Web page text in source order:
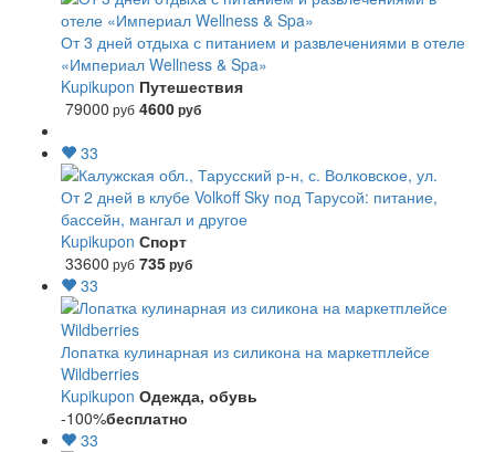
От 3 дней отдыха с питанием и развлечениями в отеле
«Империал Wellness & Spa»
Kupikupon Путешествия
79000 руб 4600руб
33
От 2 дней в клубе Volkoff Sky под Тарусой: питание,
бассейн, мангал и другое
Kupikupon Спорт
33600 руб 735руб
33
Лопатка кулинарная из силикона на маркетплейсе
Wildberries
Kupikupon Одежда, обувь
-100%бесплатно
33